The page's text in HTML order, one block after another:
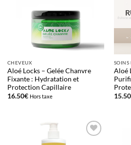
CHEVEUX
Aloé Locks – Gelée Chanvre
Fixante : Hydratation et
Protection Capillaire
16.50€ Hors taxe
SOINS
Aloé
15.50